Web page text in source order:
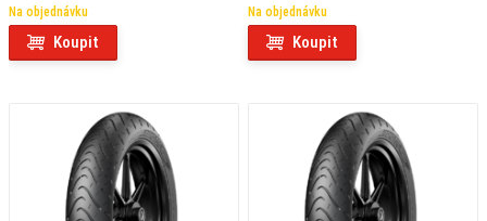
Na objednávku
Koupit
Na objednávku
Koupit